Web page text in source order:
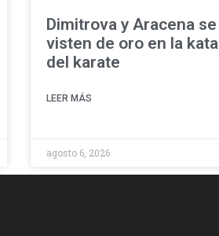
Dimitrova y Aracena se
visten de oro en la kata
del karate
LEER MÁS
agosto 6, 2026